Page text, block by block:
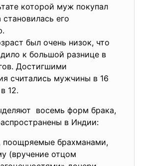
которой муж покупал
его
был очень низок, что
к большой разнице в
Достигшими
считались мужчины в 16
12.
восемь форм брака,
в Индии:
поощряемые брахманами,
(вручение отцом